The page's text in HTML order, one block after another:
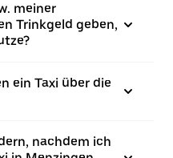
meiner
Trinkgeld geben,
ein Taxi über die
nachdem ich